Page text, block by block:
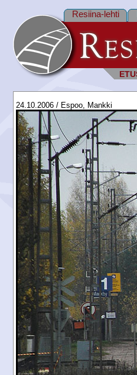
Resiina-lehti
24.10.2006 / Espoo, Mankki